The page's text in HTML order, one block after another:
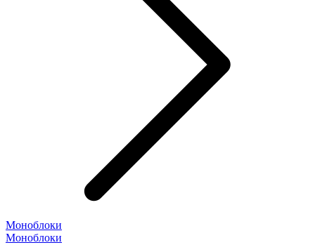
Моноблоки
Моноблоки